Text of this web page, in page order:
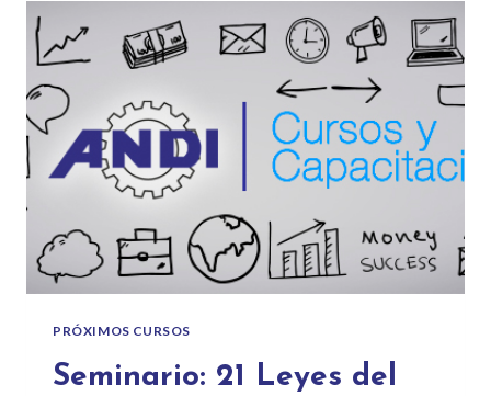
PRÓXIMOS CURSOS
Seminario: 21 Leyes del